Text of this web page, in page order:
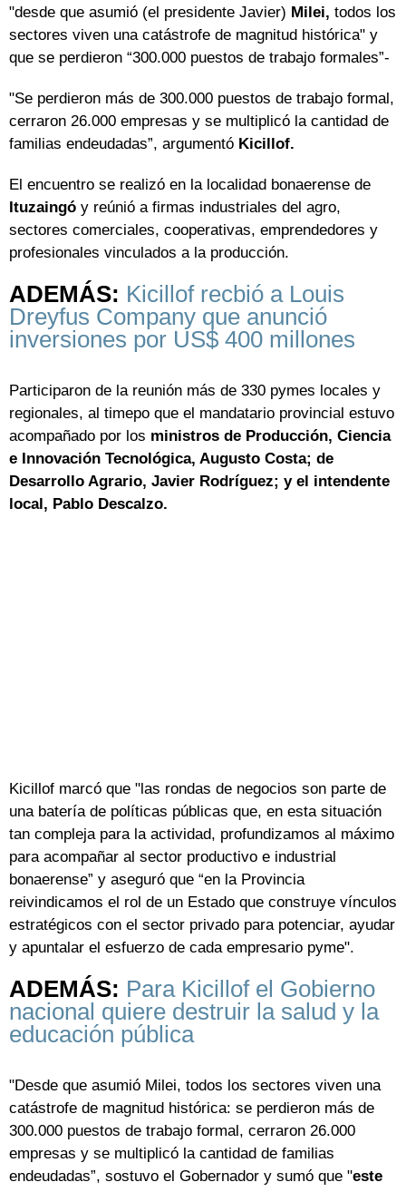
"desde que asumió (el presidente Javier) Milei, todos los
sectores viven una catástrofe de magnitud histórica" y
que se perdieron “300.000 puestos de trabajo formales”-
"Se perdieron más de 300.000 puestos de trabajo formal,
cerraron 26.000 empresas y se multiplicó la cantidad de
familias endeudadas”, argumentó Kicillof.
El encuentro se realizó en la localidad bonaerense de
Ituzaingó y reúnió a firmas industriales del agro,
sectores comerciales, cooperativas, emprendedores y
profesionales vinculados a la producción.
ADEMÁS: Kicillof recbió a Louis
Dreyfus Company que anunció
inversiones por US$ 400 millones
Participaron de la reunión más de 330 pymes locales y
regionales, al timepo que el mandatario provincial estuvo
acompañado por los ministros de Producción, Ciencia
e Innovación Tecnológica, Augusto Costa; de
Desarrollo Agrario, Javier Rodríguez; y el intendente
local, Pablo Descalzo.
Kicillof marcó que "las rondas de negocios son parte de
una batería de políticas públicas que, en esta situación
tan compleja para la actividad, profundizamos al máximo
para acompañar al sector productivo e industrial
bonaerense” y aseguró que “en la Provincia
reivindicamos el rol de un Estado que construye vínculos
estratégicos con el sector privado para potenciar, ayudar
y apuntalar el esfuerzo de cada empresario pyme".
ADEMÁS: Para Kicillof el Gobierno
nacional quiere destruir la salud y la
educación pública
"Desde que asumió Milei, todos los sectores viven una
catástrofe de magnitud histórica: se perdieron más de
300.000 puestos de trabajo formal, cerraron 26.000
empresas y se multiplicó la cantidad de familias
endeudadas”, sostuvo el Gobernador y sumó que "este